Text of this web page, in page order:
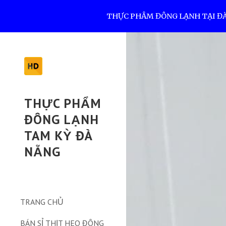
THỰC PHẨM ĐÔNG LẠNH TẠI
THỰC PHẨM
ĐÔNG LẠNH
TAM KỲ ĐÀ
NẴNG
TRANG CHỦ
BÁN SỈ THỊT HEO ĐÔNG